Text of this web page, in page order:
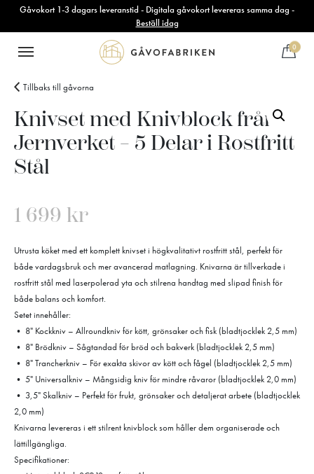
Gåvokort 1-3 dagars leveranstid - Digitala gåvokort levereras samma dag -
Beställ idag
0
Tillbaks till gåvorna
Knivset med Knivblock från
Jernverket – 5 Delar i Rostfritt
Stål
1 699 kr
Utrusta köket med ett komplett knivset i högkvalitativt rostfritt stål, perfekt för
både vardagsbruk och mer avancerad matlagning. Knivarna är tillverkade i
rostfritt stål med laserpolerad yta och stilrena handtag med slipad finish för
både balans och komfort.
Setet innehåller:
• 8" Kockkniv – Allroundkniv för kött, grönsaker och fisk (bladtjocklek 2,5 mm)
• 8" Brödkniv – Sågtandad för bröd och bakverk (bladtjocklek 2,5 mm)
• 8" Trancherkniv – För exakta skivor av kött och fågel (bladtjocklek 2,5 mm)
• 5" Universalkniv – Mångsidig kniv för mindre råvaror (bladtjocklek 2,0 mm)
• 3,5" Skalkniv – Perfekt för frukt, grönsaker och detaljerat arbete (bladtjocklek
2,0 mm)
Knivarna levereras i ett stilrent knivblock som håller dem organiserade och
lättillgängliga.
Specifikationer: